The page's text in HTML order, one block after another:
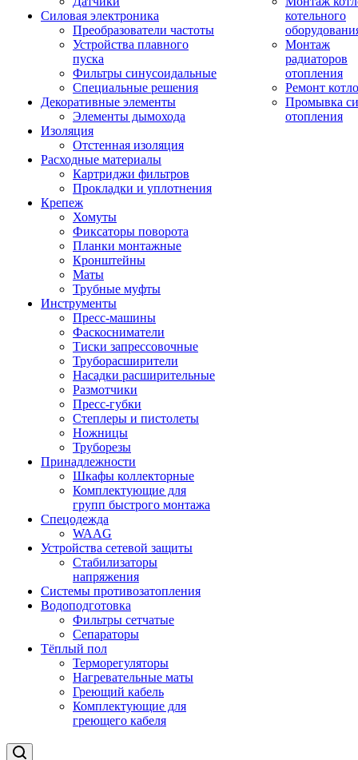
Силовая электроника
Преобразователи частоты
Устройства плавного
пуска
Фильтры синусоидальные
Специальные решения
Декоративные элементы
Элементы дымохода
Изоляция
Отстенная изоляция
Расходные материалы
Картриджи фильтров
Прокладки и уплотнения
Крепеж
Хомуты
Фиксаторы поворота
Планки монтажные
Кронштейны
Маты
Трубные муфты
Инструменты
Пресс-машины
Фаскосниматели
Тиски запрессовочные
Труборасширители
Насадки расширительные
Размотчики
Пресс-губки
Степлеры и пистолеты
Ножницы
Труборезы
Принадлежности
Шкафы коллекторные
Комплектующие для
групп быстрого монтажа
Спецодежда
WAAG
Устройства сетевой защиты
Стабилизаторы
напряжения
Системы противозатопления
Водоподготовка
Фильтры сетчатые
Сепараторы
Тёплый пол
Терморегуляторы
Нагревательные маты
Греющий кабель
Комплектующие для
греющего кабеля
котельного
Монтаж
радиаторов
отопления
Ремонт
Промывка
отопления